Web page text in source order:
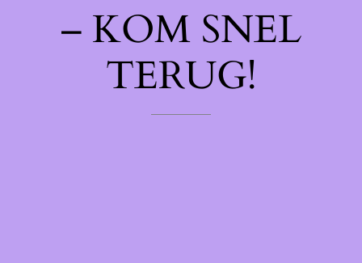
– KOM SNEL
TERUG!